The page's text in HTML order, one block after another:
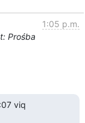
1:05 p.m.
Prośba
viq